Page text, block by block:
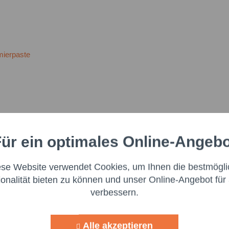
Papier- und Automobilindustrie, für den
Nutwellen, Preßsitzverbindungen, Bolzen von
Aktiv
Aktiv
ein optimales Online-
Website verwendet Cookies, um Ihnen die
bieten zu können und unser Online-Angebot für
verbessern.
Alle akzeptieren